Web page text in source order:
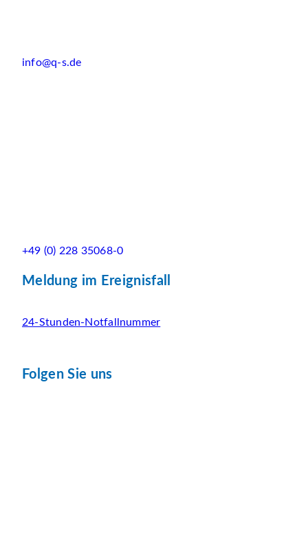
info@q-s.de
+49 (0) 228 35068-0
Meldung im Ereignisfall
24-Stunden-Notfallnummer
Folgen Sie uns